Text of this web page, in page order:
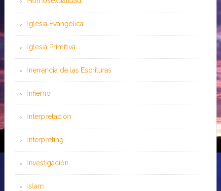
Iglesia Evangélica
Iglesia Primitiva
Inerrancia de las Escrituras
Infierno
Interpretación
Interpreting
Investigación
Islam